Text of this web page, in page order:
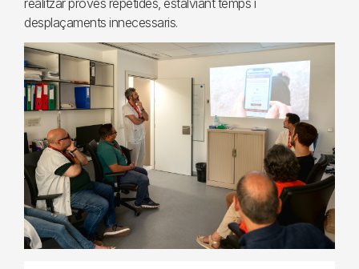
realitzar proves repetides, estalviant temps i
desplaçaments innecessaris.